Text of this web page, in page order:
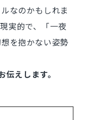
なのかもしれま
実的で、「一夜
を抱かない姿勢
えします。